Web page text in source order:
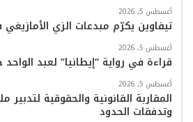
أغسطس 5, 2026
تيفاوين يكرّم مبدعات الزي
أغسطس 5, 2026
قراءة في رواية “إيطانيا” لعبد الواحد
أغسطس 5, 2026
المقاربة القانونية والحقوقية
وتدفقات الحدود